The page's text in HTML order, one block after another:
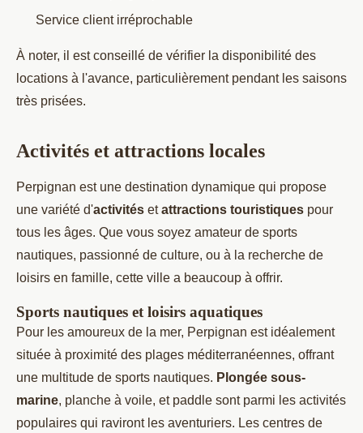
Service client irréprochable
À noter, il est conseillé de vérifier la disponibilité des
locations à l'avance, particulièrement pendant les saisons
très prisées.
Activités et attractions locales
Perpignan est une destination dynamique qui propose
une variété d'activités etattractions touristiques pour
tous les âges. Que vous soyez amateur de sports
nautiques, passionné de culture, ou à la recherche de
loisirs en famille, cette ville a beaucoup à offrir.
Sports nautiques et loisirs aquatiques
Pour les amoureux de la mer, Perpignan est idéalement
située à proximité des plages méditerranéennes, offrant
une multitude de sports nautiques. Plongée sous-
marine, planche à voile, et paddle sont parmi les activités
populaires qui raviront les aventuriers. Les centres de